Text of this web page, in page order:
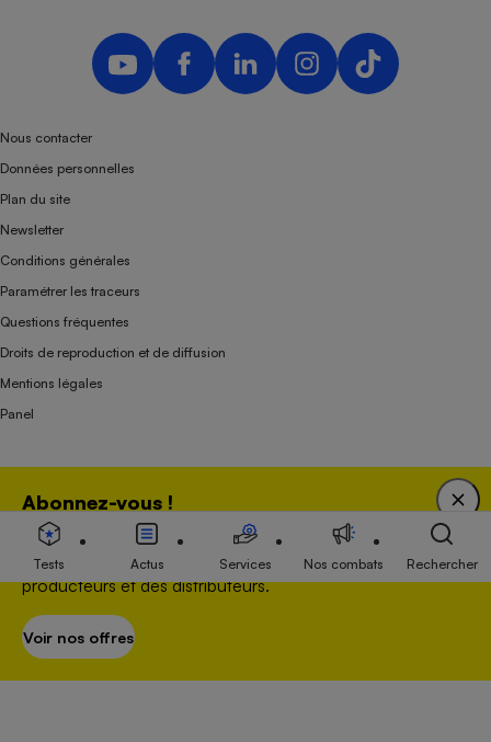
Abonnez-vous !
Bénéficiez d'une expertise unique tout en soutenant
une association 100 % indépendante de l'Etat, des
producteurs et des distributeurs.
Voir nos offres
Nous contacter
Données personnelles
Plan du site
Newsletter
Conditions générales
Paramétrer les traceurs
Questions fréquentes
Droits de reproduction et de diffusion
Mentions légales
Panel
Association indépendante de l’État, des syndicats, des producteurs et des
distributeurs depuis 1951.
Tests Actus Services Nos combats Rechercher